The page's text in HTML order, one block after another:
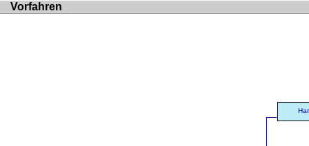
Vorfahren